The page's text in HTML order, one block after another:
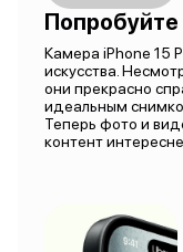
Камера iPhone 15
искусства.
они прекрасно
идеальным
Теперь фото и
контент